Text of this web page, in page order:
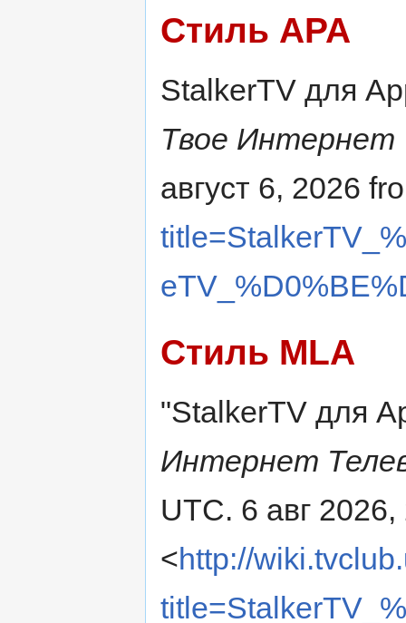
Стиль APA
StalkerTV для
Твое Интернет
август 6, 2026
Стиль MLA
"StalkerTV для
Интернет
UTC. 6 авг
<http://